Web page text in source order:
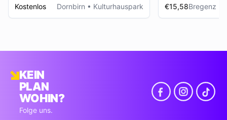
Kostenlos Dornbirn • Kulturhauspark €15,58Bregenz
KEIN
PLAN
WOHIN?
Folge uns.